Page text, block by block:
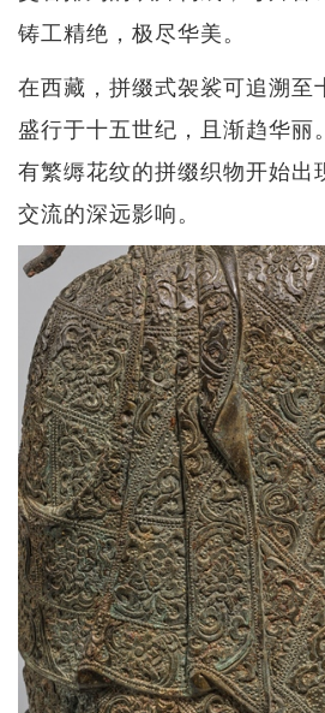
铸工精绝，极尽华美。
在西藏，拼缀式袈裟可追溯至
盛行于十五世纪，且渐趋华丽
有繁缛花纹的拼缀织物开始出
交流的深远影响。